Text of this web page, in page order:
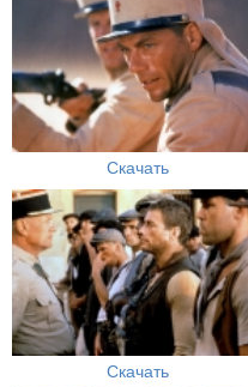
Скачать
Скачать